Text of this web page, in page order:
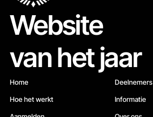
Website
van het jaar
Home
Hoe het werkt
Deelnemers
Informatie